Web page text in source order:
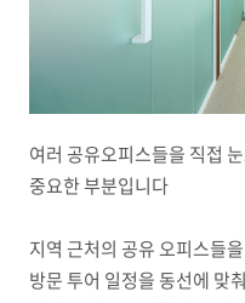
여러 공유오피스들을 직접
중요한 부분입니다
지역 근처의 공유 오피스들
방문 투어 일정을 동선에 맞